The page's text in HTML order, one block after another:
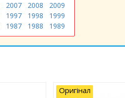
2007 2008
2009
1997 1998
1999
1987 1988 1989
Оригінал